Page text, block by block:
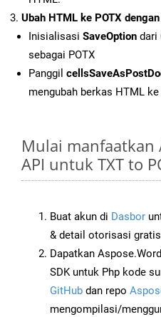
Ubah HTML ke POTX
Inisialisasi SaveOption dari
sebagai POTX
Panggil
mengubah berkas HTML
Mulai manfaatkan
API untuk TXT to
Buat akun di Dasbor
& detail otorisasi gratis
Dapatkan
SDK untuk Php kode
GitHub dan repo
mengompilasi/